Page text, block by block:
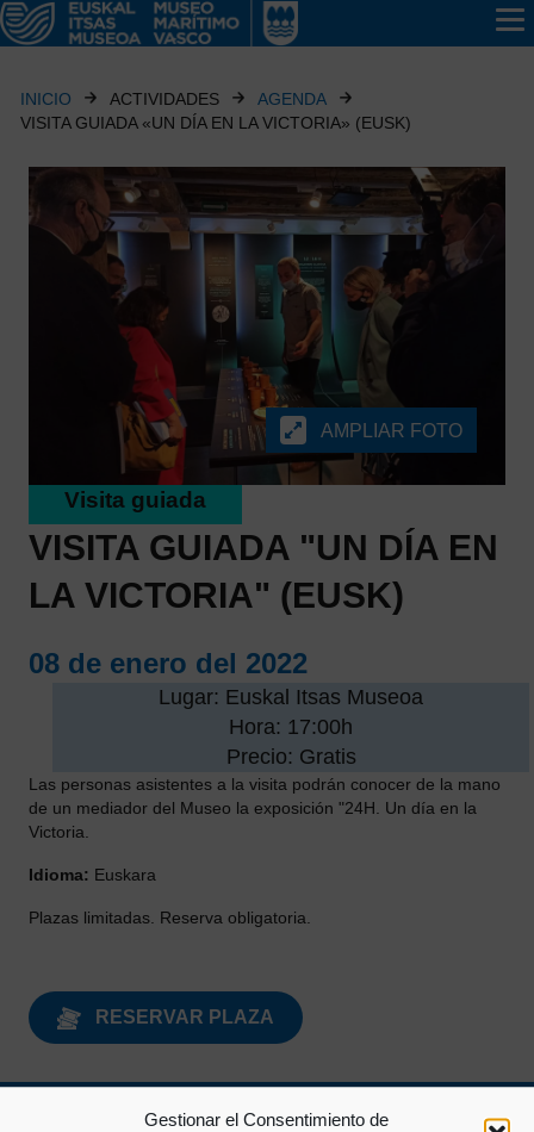
Gestionar el Consentimiento de
INICIO ACTIVIDADES
AGENDA
VISITA GUIADA «UN DÍA EN LA VICTORIA» (EUSK)
Visita guiada
VISITA GUIADA "UN DÍA EN
LA VICTORIA" (EUSK)
08 de enero del 2022
Lugar: Euskal Itsas Museoa
Hora: 17:00h
Precio: Gratis
Las personas asistentes a la visita podrán conocer de la mano
de un mediador del Museo la exposición "24H. Un día en la
Victoria.
Idioma: Euskara
Plazas limitadas. Reserva obligatoria.
RESERVAR PLAZA
AMPLIAR FOTO